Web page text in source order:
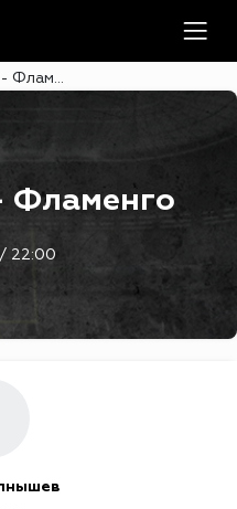
Палмейрас - Фламенго
Фламенго
/ 22:00